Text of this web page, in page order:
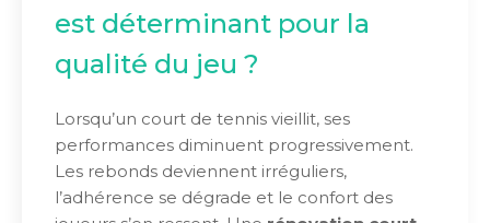
est déterminant pour la
qualité du jeu ?
Lorsqu’un court de tennis vieillit, ses
performances diminuent progressivement.
Les rebonds deviennent irréguliers,
l’adhérence se dégrade et le confort des